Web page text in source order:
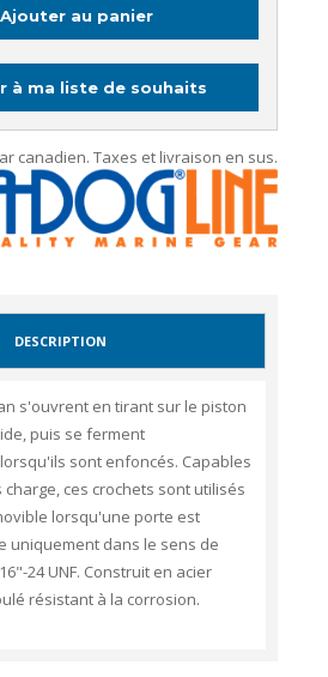
Ajouter au panier
à ma liste de souhaits
canadien. Taxes et livraison en sus.
DESCRIPTION
s'ouvrent en tirant sur le piston
puis se ferment
sont enfoncés. Capables
ces crochets sont utilisés
lorsqu'une porte est
uniquement dans le sens de
24 UNF. Construit en acier
résistant à la corrosion.